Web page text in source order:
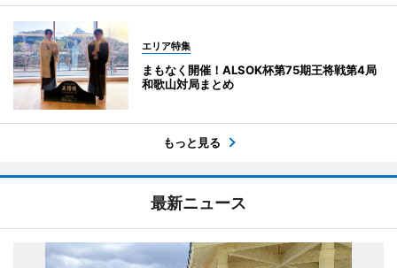
エリア特集
まもなく開催！ALSOK杯第75期王将戦第4局
和歌山対局まとめ
もっと見る
最新ニュース